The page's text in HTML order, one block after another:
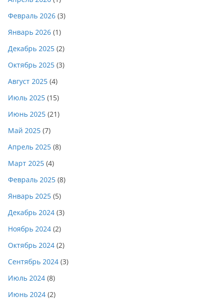
Февраль 2026 (3)
Январь 2026 (1)
Декабрь 2025 (2)
Октябрь 2025 (3)
Август 2025 (4)
Июль 2025 (15)
Июнь 2025 (21)
Май 2025 (7)
Апрель 2025 (8)
Март 2025 (4)
Февраль 2025 (8)
Январь 2025 (5)
Декабрь 2024 (3)
Ноябрь 2024 (2)
Октябрь 2024 (2)
Сентябрь 2024 (3)
Июль 2024 (8)
Июнь 2024 (2)